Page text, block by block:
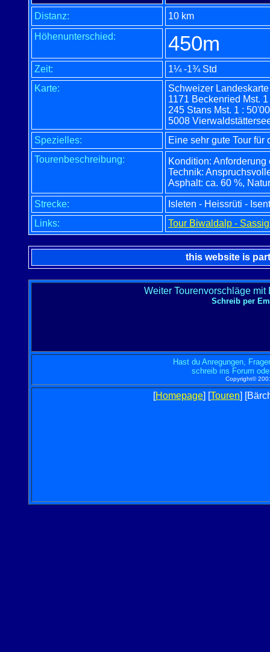
Distanz:
10 km
Höhenunterschied:
450m
Zeit:
1¼ -1¾ Std
Karte:
Schweizer Landeskarte
1171 Beckenried Mst.
245 Stans Mst. 1 :
5008
Spezielles:
Eine sehr gute Tour
Tourenbeschreibung:
Kondition: Anforderung
Technik:
Asphalt: ca. 60 %,
Strecke:
Isleten - Heissrüti -
Links:
Tour Biwaldalp -
this website is
Weiter Tourenvorschläge
Schreib per
Hast du Anregungen,
schreib ins Forum
Copyright©
[Homepage] [Touren]